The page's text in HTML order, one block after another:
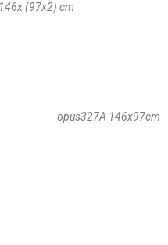
(97x2) cm
opus327A 146x97cm